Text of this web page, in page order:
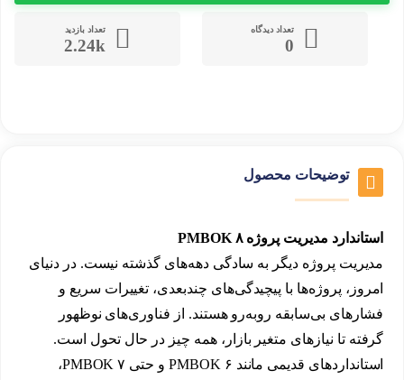
تعداد دیدگاه
0
تعداد بازدید
2.24k
توضیحات محصول
استاندارد مدیریت پروژه PMBOK ۸
مدیریت پروژه دیگر به سادگی دهه‌های گذشته نیست. در دنیای
امروز، پروژه‌ها با پیچیدگی‌های چندبعدی، تغییرات سریع و
فشارهای بی‌سابقه روبه‌رو هستند. از فناوری‌های نوظهور
گرفته تا نیازهای متغیر بازار، همه چیز در حال تحول است.
استانداردهای قدیمی مانند PMBOK ۶ و حتی PMBOK ۷،